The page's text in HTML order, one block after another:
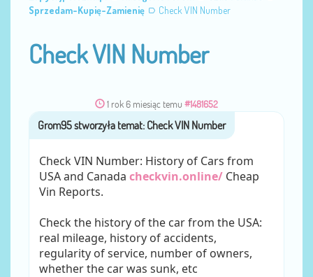
Sprzedam-Kupię-Zamienię
Check VIN Number
Check VIN Number
1 rok 6 miesiąc temu #1481652
przez Grom95
Check VIN Number: History of Cars from
USA and Canada checkvin.online/ Cheap
Vin Reports.
Check the history of the car from the USA:
real mileage, history of accidents,
regularity of service, number of owners,
whether the car was sunk, etc